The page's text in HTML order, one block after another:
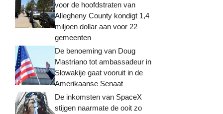
voor de hoofdstraten van
Allegheny County kondigt 1,4
miljoen dollar aan voor 22
gemeenten
De benoeming van Doug
Mastriano tot ambassadeur in
Slowakije gaat vooruit in de
Amerikaanse Senaat
De inkomsten van SpaceX
stijgen naarmate de ooit zo